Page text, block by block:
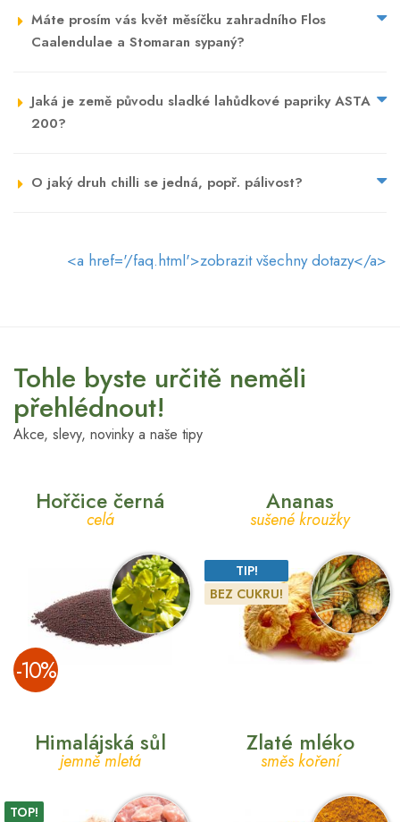
Máte prosím vás květ měsíčku zahradního Flos
Caalendulae a Stomaran sypaný?
Jaká je země původu sladké lahůdkové papriky ASTA
200?
O jaký druh chilli se jedná, popř. pálivost?
<a href='/faq.html'>zobrazit všechny dotazy</a>
Tohle byste určitě neměli
přehlédnout!
Akce, slevy, novinky a naše tipy
Hořčice černá
celá
­-10%
Ananas
sušené kroužky
TIP!
BEZ CUKRU!
Himalájská sůl
jemně mletá
TOP!
Zlaté mléko
směs koření